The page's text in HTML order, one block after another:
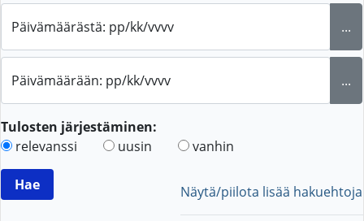
Päivämäärästä: pp/kk/vvvv ...
Päivämäärään: pp/kk/vvvv ...
Tulosten järjestäminen:
relevanssi
uusin vanhin
Näytä/piilota lisää hakuehtoja